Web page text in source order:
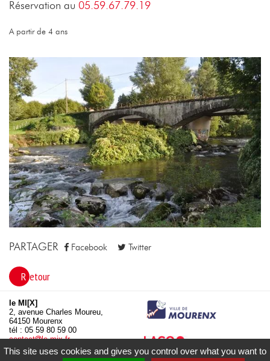
Réservation au 05.59.67.79.19
A partir de 4 ans
PARTAGER Facebook Twitter
Retour
le MI[X]
2, avenue Charles Moureu,
64150 Mourenx
tél : 05 59 80 59 00
contact
le-mix.fr
www.le-mix.fr
This site uses cookies and gives you control over what you want to